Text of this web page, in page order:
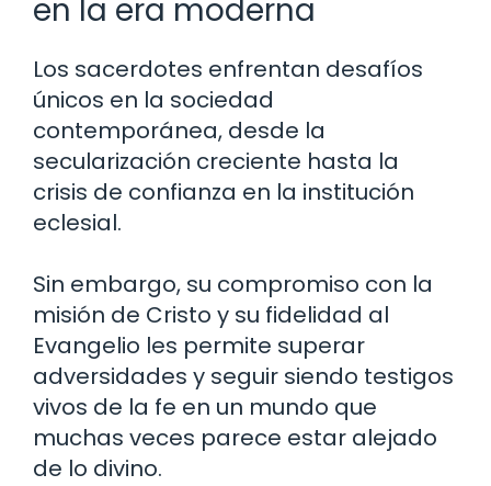
en la era moderna
Los sacerdotes enfrentan desafíos
únicos en la sociedad
contemporánea, desde la
secularización creciente hasta la
crisis de confianza en la institución
eclesial.
Sin embargo, su compromiso con la
misión de Cristo y su fidelidad al
Evangelio les permite superar
adversidades y seguir siendo testigos
vivos de la fe en un mundo que
muchas veces parece estar alejado
de lo divino.